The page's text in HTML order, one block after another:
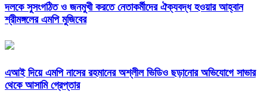
দলকে সুসংগঠিত ও জনমুখী করতে নেতাকর্মীদের ঐক্যবদ্ধ হওয়ার আহ্বান
শ্রীমঙ্গলের এমপি মুজিবের
এআই দিয়ে এমপি নাসের রহমানের অশ্লীল ভিডিও ছড়ানোর অভিযোগে সাভার
থেকে আসামি গ্রেপ্তার